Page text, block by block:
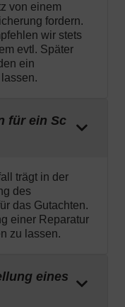
von einem
fordern.
wir stets
evtl. Später
ein
für ein Sc
trägt in der
des
das Gutachten.
einer Reparatur
zu lassen.
eines